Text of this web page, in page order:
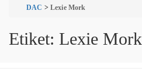
DAC > Lexie Mork
Etiket: Lexie Mork